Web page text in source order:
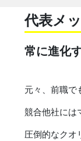
代表メ
常に進化
元々、前職で
競合他社には
圧倒的なクオ